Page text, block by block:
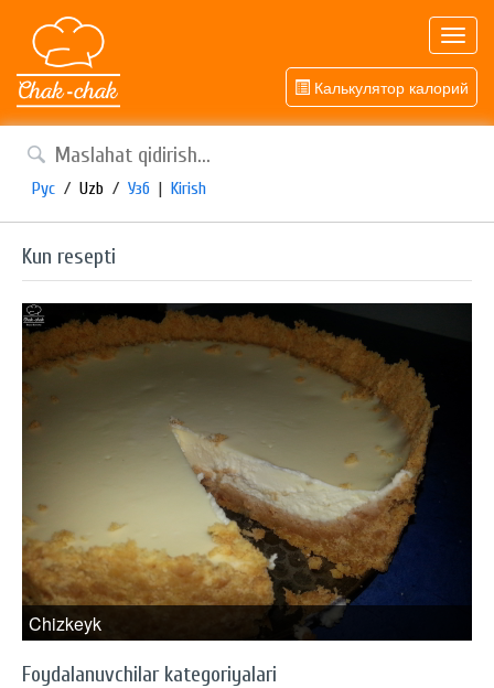
Калькулятор калорий
Рус / Uzb / Узб | Kirish
Kun resepti
Chizkeyk
Foydalanuvchilar kategoriyalari